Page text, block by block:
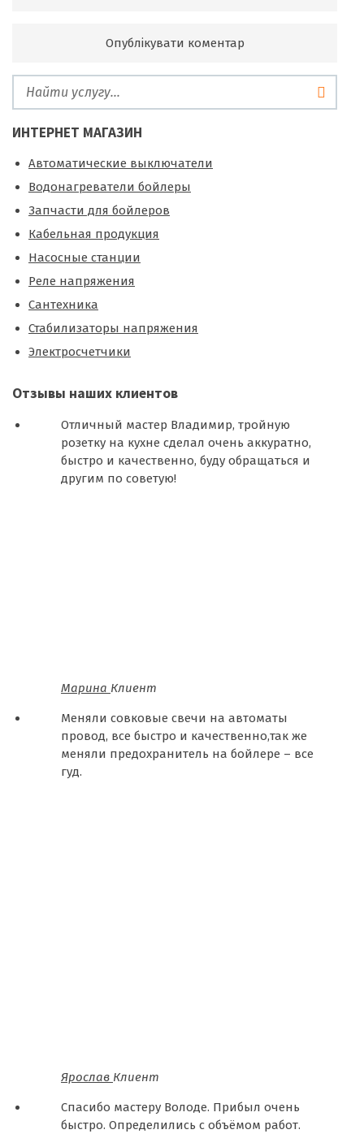
ИНТЕРНЕТ МАГАЗИН
Автоматические выключатели
Водонагреватели бойлеры
Запчасти для бойлеров
Кабельная продукция
Насосные станции
Реле напряжения
Сантехника
Стабилизаторы напряжения
Электросчетчики
Отзывы наших клиентов
Отличный мастер Владимир, тройную
розетку на кухне сделал очень аккуратно,
быстро и качественно, буду обращаться и
другим по советую!
Марина Клиент
Меняли совковые свечи на автоматы
провод, все быстро и качественно,так же
меняли предохранитель на бойлере – все
гуд.
Ярослав Клиент
Спасибо мастеру Володе. Прибыл очень
быстро. Определились с объёмом работ.